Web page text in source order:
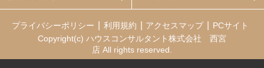
プライバシーポリシー 利用規約 アクセスマップ
PCサイト
Copyright(c) ハウスコンサルタント株式会社 西宮
店 All rights reserved.